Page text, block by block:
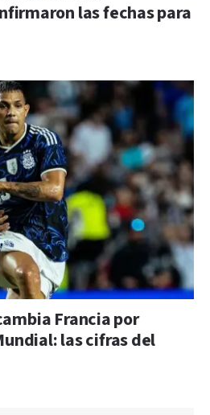
las fechas para
Francia por
las cifras del